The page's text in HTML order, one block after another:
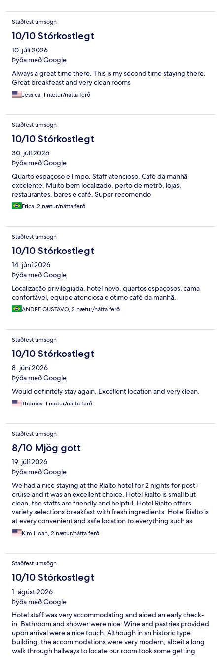
Staðfest umsögn
10/10 Stórkostlegt
10. júlí 2026
Þýða með Google
Always a great time there. This is my second time staying there.
Great breakfeast and very clean rooms
Jessica, 1 nætur/nátta ferð
Staðfest umsögn
10/10 Stórkostlegt
30. júlí 2026
Þýða með Google
Quarto espaçoso e limpo. Staff atencioso. Café da manhã
excelente. Muito bem localizado, perto de metrô, lojas,
restaurantes, bares e café. Super recomendo
Erica, 2 nætur/nátta ferð
Staðfest umsögn
10/10 Stórkostlegt
14. júní 2026
Þýða með Google
Localização privilegiada, hotel novo, quartos espaçosos, cama
confortável, equipe atenciosa e ótimo café da manhã.
ANDRE GUSTAVO, 2 nætur/nátta ferð
Staðfest umsögn
10/10 Stórkostlegt
8. júní 2026
Þýða með Google
Would definitely stay again. Excellent location and very clean.
Thomas, 1 nætur/nátta ferð
Staðfest umsögn
8/10 Mjög gott
19. júlí 2026
Þýða með Google
We had a nice staying at the Rialto hotel for 2 nights for post-
cruise and it was an excellent choice. Hotel Rialto is small but
clean, the staffs are friendly and helpful. Hotel Rialto offers
variety selections breakfast with fresh ingredients. Hotel Rialto is
at every convenient and safe location to everything such as
sightseeing, restaurants and shops within a short distance of
walking.
Kim Hoan, 2 nætur/nátta ferð
Staðfest umsögn
10/10 Stórkostlegt
1. ágúst 2026
Þýða með Google
Hotel staff was very accommodating and aided an early check-
in. Bathroom and shower were nice. Wine and pastries provided
upon arrival were a nice touch. Although in an historic type
building, the accommodations were very modern, albeit a long
walk through hallways to locate our room took some getting